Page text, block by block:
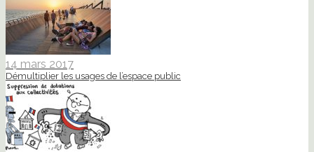
14 mars 2017
Démultiplier les usages de l’espace public